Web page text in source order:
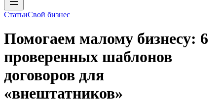
СтатьиСвой бизнес
Помогаем малому бизнесу: 6
проверенных шаблонов
договоров для
«внештатников»